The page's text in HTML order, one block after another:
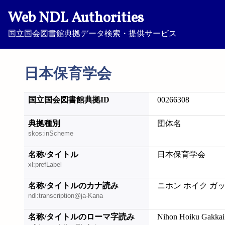
Web NDL Authorities
国立国会図書館典拠データ検索・提供サービス
日本保育学会
国立国会図書館典拠ID 00266308
典拠種別
skos:inScheme
団体名
名称/タイトル
xl:prefLabel
日本保育学会
名称/タイトルのカナ読み
ndl:transcription@ja-Kana
ニホン ホイク ガ
名称/タイトルのローマ字読み Nihon Hoiku Gakkai